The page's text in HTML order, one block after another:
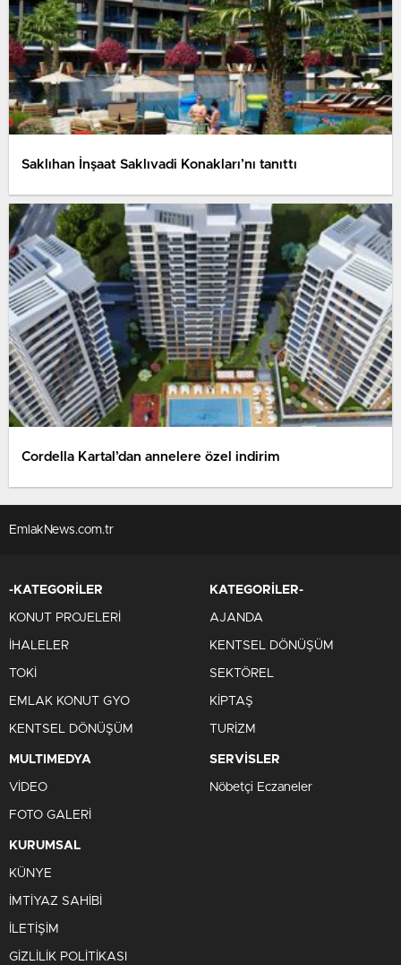
Saklıhan İnşaat Saklıvadi Konakları’nı tanıttı
Cordella Kartal’dan annelere özel indirim
EmlakNews.com.tr
-KATEGORİLER
KONUT PROJELERİ
İHALELER
TOKİ
EMLAK KONUT GYO
KENTSEL DÖNÜŞÜM
KATEGORİLER-
AJANDA
KENTSEL DÖNÜŞÜM
SEKTÖREL
KİPTAŞ
TURİZM
MULTIMEDYA
VİDEO
FOTO GALERİ
SERVİSLER
Nöbetçi Eczaneler
KURUMSAL
KÜNYE
İMTİYAZ SAHİBİ
İLETİŞİM
GİZLİLİK POLİTİKASI